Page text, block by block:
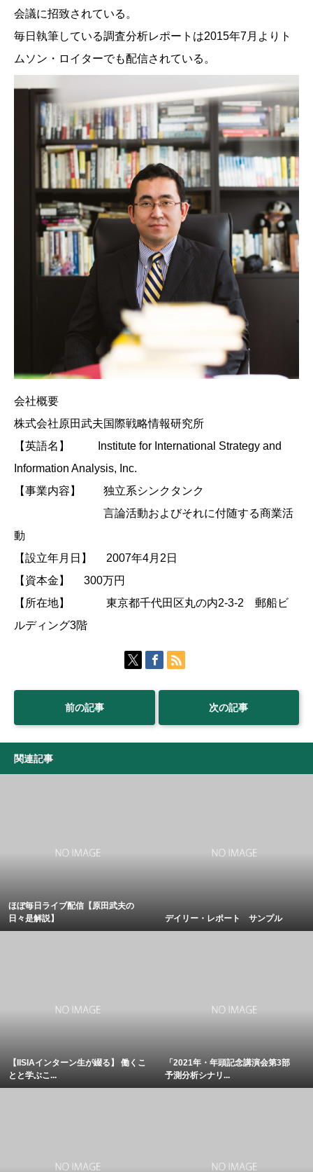
会議に招致されている。
毎日執筆している調査分析レポートは2015年7月よりト
ムソン・ロイターでも配信されている。
会社概要
株式会社原田武夫国際戦略情報研究所
【英語名】 Institute for International Strategy and
Information Analysis, Inc.
【事業内容】 独立系シンクタンク
言論活動およびそれに付随する商業活
動
【設立年月日】 2007年4月2日
【資本金】 300万円
【所在地】 東京都千代田区丸の内2-3-2 郵船ビ
ルディング3階
前の記事 次の記事
関連記事
ほぼ毎日ライブ配信【原田武夫の
日々是解説】
デイリー・レポート サンプル
【IISIAインターン生が綴る】 働くこ
とと学ぶこ...
「2021年・年頭記念講演会第3部
予測分析シナリ...